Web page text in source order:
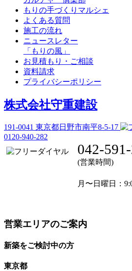
もりの手づくりマルシェ
よくある質問
施工の流れ
ニュースレター
「もりの風」
お見積もり・ご相談
資料請求
プライバシーポリシー
株式会社守重建設
191-0041 東京都日野市南平8-5-17
0120-940-282
042-
(営業時間)
月〜日曜日 ：
営業エリアのご案内
新築をご検討中の方
東京都